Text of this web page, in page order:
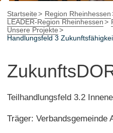
Startseite Region Rheinhessen
LEADER-Region Rheinhessen
Unsere Projekte
Handlungsfeld 3
Teilhandlungsfeld 3.2
Träger: Verbandsgemeinde